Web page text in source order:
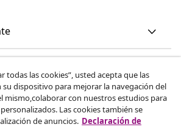
todas las cookies”, usted acepta que las
su dispositivo para mejorar la navegación del
mismo,colaborar con nuestros estudios para
Las cookies también se
de anuncios. Declaración de